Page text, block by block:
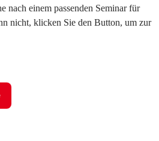
nach einem passenden Seminar für
nicht, klicken Sie den Button, um zur